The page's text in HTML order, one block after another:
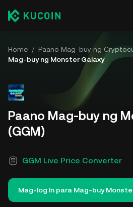
Home / Paano Mag-buy ng
Mag-buy ng Monster Galaxy
Paano Mag-buy ng
(GGM)
GGM Live Price Converter
Mag-log In para Mag-buy